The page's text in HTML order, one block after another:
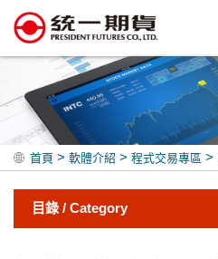
首頁 > 軟體介紹 > 程式交易專區 >
目錄 / Category